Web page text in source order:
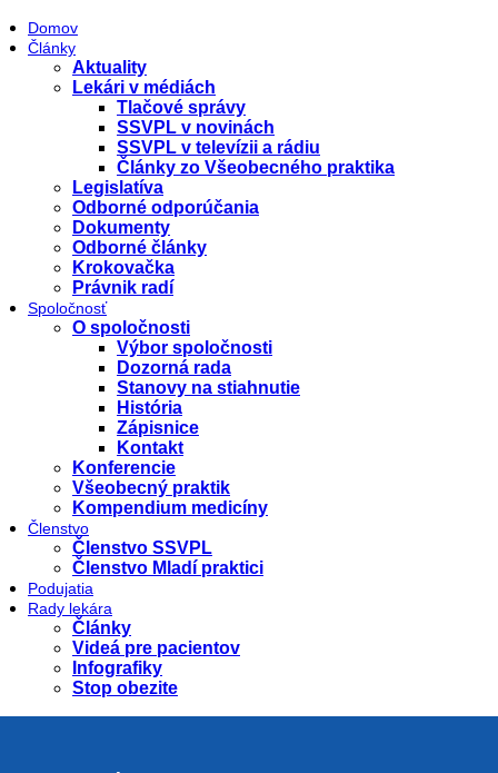
Domov
Články
Aktuality
Lekári v médiách
Tlačové správy
SSVPL v novinách
SSVPL v televízii a rádiu
Články zo Všeobecného praktika
Legislatíva
Odborné odporúčania
Dokumenty
Odborné články
Krokovačka
Právnik radí
Spoločnosť
O spoločnosti
Výbor spoločnosti
Dozorná rada
Stanovy na stiahnutie
História
Zápisnice
Kontakt
Konferencie
Všeobecný praktik
Kompendium medicíny
Členstvo
Členstvo SSVPL
Členstvo Mladí praktici
Podujatia
Rady lekára
Články
Videá pre pacientov
Infografiky
Stop obezite